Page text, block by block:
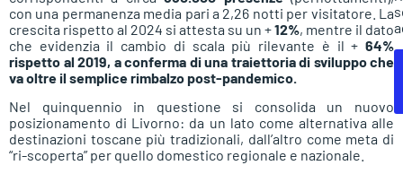
con una permanenza media pari a 2,26 notti per visitatore. La
crescita rispetto al 2024 si attesta su un +12%, mentre il dato
che evidenzia il cambio di scala più rilevante è il + 64%
rispetto al 2019, a conferma di una traiettoria di sviluppo che
va oltre il semplice rimbalzo post-pandemico.
Nel quinquennio in questione si consolida un nuovo
posizionamento di Livorno: da un lato come alternativa alle
destinazioni toscane più tradizionali, dall’altro come meta di
“ri-scoperta” per quello domestico regionale e nazionale.